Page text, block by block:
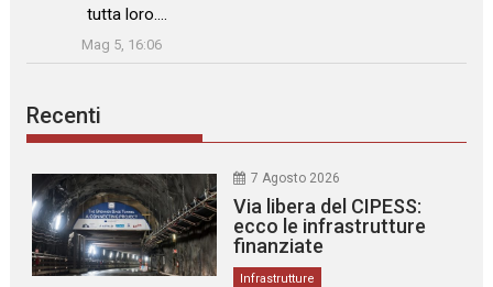
tutta loro.…
”
Mag 5, 16:06
Recenti
7 Agosto 2026
Via libera del CIPESS:
ecco le infrastrutture
finanziate
Infrastrutture